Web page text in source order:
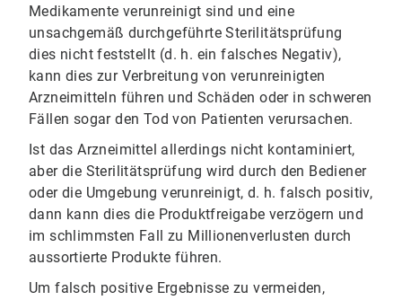
Medikamente verunreinigt sind und eine
unsachgemäß durchgeführte Sterilitätsprüfung
dies nicht feststellt (d. h. ein falsches Negativ),
kann dies zur Verbreitung von verunreinigten
Arzneimitteln führen und Schäden oder in schweren
Fällen sogar den Tod von Patienten verursachen.
Ist das Arzneimittel allerdings nicht kontaminiert,
aber die Sterilitätsprüfung wird durch den Bediener
oder die Umgebung verunreinigt, d. h. falsch positiv,
dann kann dies die Produktfreigabe verzögern und
im schlimmsten Fall zu Millionenverlusten durch
aussortierte Produkte führen.
Um falsch positive Ergebnisse zu vermeiden,